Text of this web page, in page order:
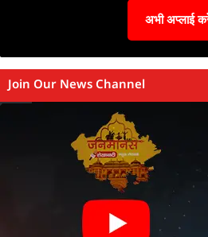
अभी अप्लाई
Join Our News Channel